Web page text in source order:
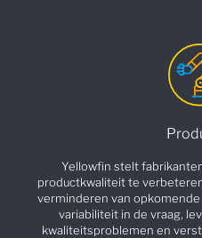
Yellowfin stelt
productkwaliteit te
verminderen van
variabiliteit in de vraag,
kwaliteitsproblemen en